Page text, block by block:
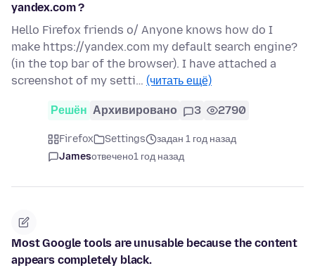
yandex.com ?
Hello Firefox friends o/ Anyone knows how do I
make https://yandex.com my default search engine?
(in the top bar of the browser). I have attached a
screenshot of my setti… (читать ещё)
Решён Архивировано 3 2790
Firefox Settings
задан 1 год назад
Jamesотвечено1 год назад
Most Google tools are unusable because the content
appears completely black.